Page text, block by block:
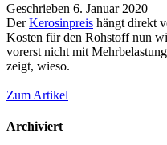
Geschrieben 6. Januar 2020
DerKerosinpreis hängt direkt
Kosten für den Rohstoff nun
vorerst nicht mit
zeigt, wieso.
Zum Artikel
Archiviert